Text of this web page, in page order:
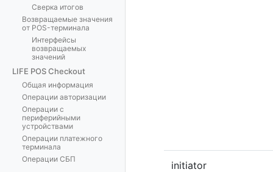
Сверка итогов
Возвращаемые значения
от POS-терминала
Интерфейсы
возвращаемых
значений
LIFE POS Checkout
Общая информация
Операции авторизации
Операции с
периферийными
устройствами
Операции платежного
терминала
Операции СБП
initiator